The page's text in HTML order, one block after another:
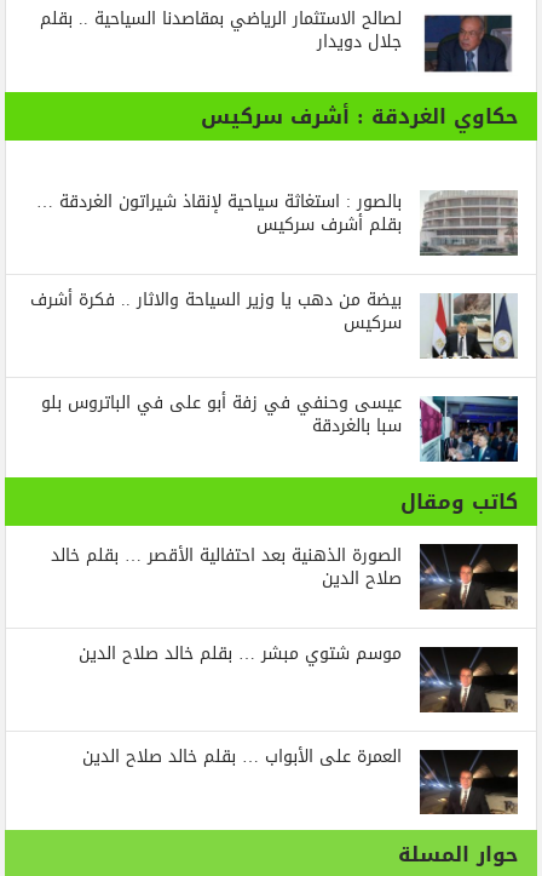
لصالح الاستثمار الرياضي بمقاصدنا السياحية .. بقلم
جلال دويدار
حكاوي الغردقة : أشرف سركيس
بالصور : استغاثة سياحية لإنقاذ شيراتون الغردقة …
بقلم أشرف سركيس
بيضة من دهب يا وزير السياحة والاثار .. فكرة أشرف
سركيس
عيسى وحنفي في زفة أبو على في الباتروس بلو
سبا بالغردقة
كاتب ومقال
الصورة الذهنية بعد احتفالية الأقصر … بقلم خالد
صلاح الدين
موسم شتوي مبشر … بقلم خالد صلاح الدين
العمرة على الأبواب … بقلم خالد صلاح الدين
حوار المسلة